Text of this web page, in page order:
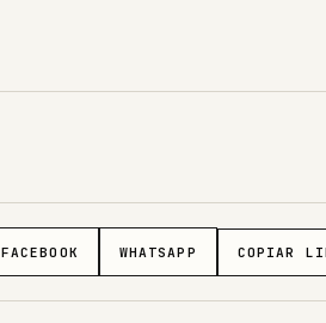
FACEBOOK WHATSAPP COPIAR